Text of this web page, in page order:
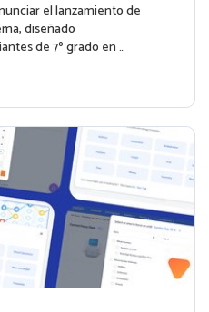
el lanzamiento de
diseñado
de 7º grado en …